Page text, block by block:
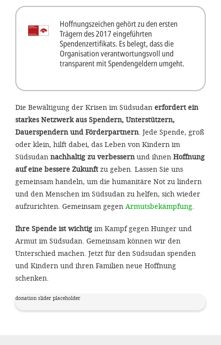
Hoffnungszeichen gehört zu den ersten
Trägern des 2017 eingeführten
Spendenzertifikats. Es belegt, dass die
Organisation verantwortungsvoll und
transparent mit Spendengeldern umgeht.
Die Bewältigung der Krisen im Südsudan erfordert ein
starkes Netzwerk aus Spendern, Unterstützern,
Dauerspendern und Förderpartnern . Jede Spende, groß
oder klein, hilft dabei, das Leben von Kindern im
Südsudan nachhaltig zu verbessern und ihnen Hoffnung
auf eine bessere Zukunft zu geben. Lassen Sie uns
gemeinsam handeln, um die humanitäre Not zu lindern
und den Menschen im Südsudan zu helfen, sich wieder
aufzurichten. Gemeinsam gegen Armutsbekämpfung
Ihre Spende ist wichtig im Kampf gegen Hunger und
Armut im Südsudan. Gemeinsam können wir den
Unterschied machen. Jetzt für den Südsudan spenden
und Kindern und ihren Familien neue Hoffnung
schenken.
donation slider placeholder